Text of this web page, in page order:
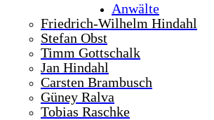
Anwälte
Friedrich-Wilhelm Hindahl
Stefan Obst
Timm Gottschalk
Jan Hindahl
Carsten Brambusch
Güney Ralva
Tobias Raschke